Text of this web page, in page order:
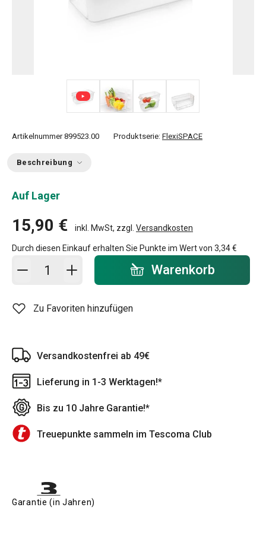
Artikelnummer 899523.00 Produktserie: FlexiSPACE
Beschreibung
Auf Lager
15,90 € inkl. MwSt, zzgl. Versandkosten
Durch diesen Einkauf erhalten Sie Punkte im Wert von 3,34 €
In den Warenkorb - Menge Warenkorb
Zu Favoriten hinzufügen
Versandkostenfrei ab 49€
Lieferung in 1-3 Werktagen!*
Bis zu 10 Jahre Garantie!*
Treuepunkte sammeln im Tescoma Club
Garantie (in Jahren)